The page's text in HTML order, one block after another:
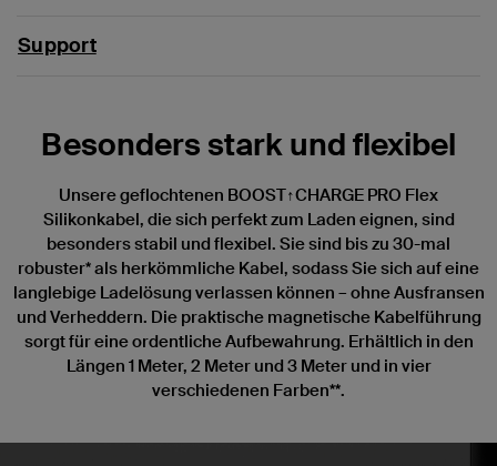
Support
Besonders stark und flexibel
Unsere geflochtenen BOOST↑CHARGE PRO Flex
Silikonkabel, die sich perfekt zum Laden eignen, sind
besonders stabil und flexibel. Sie sind bis zu 30-mal
robuster* als herkömmliche Kabel, sodass Sie sich auf eine
langlebige Ladelösung verlassen können – ohne Ausfransen
und Verheddern. Die praktische magnetische Kabelführung
sorgt für eine ordentliche Aufbewahrung. Erhältlich in den
Längen 1 Meter, 2 Meter und 3 Meter und in vier
verschiedenen Farben**.